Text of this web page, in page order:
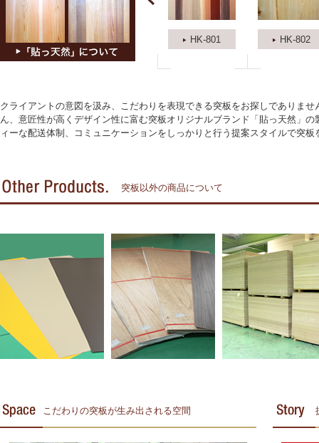
HK-801 HK-802
クライアントの意図を汲み、こだわりを表現できる突板をお探しでありま
ん、意匠性が高くデザイン性に富む突板オリジナルブランド「貼っ天然」
ィーな配送体制、コミュニケーションをしっかりと行う提案スタイルで突板
突板以外の商品について
こだわりの突板が生み出される空間